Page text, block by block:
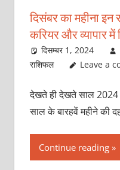
दिसंबर का महीना
करियर और व्यापार
दिसम्बर 1, 2024
राशिफल
Leave a
देखते ही देखते साल
साल के बारहवें महीने की
Continue reading